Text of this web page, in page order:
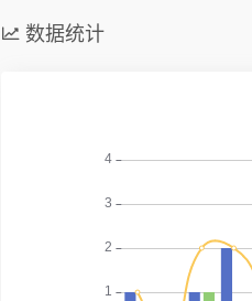
数据统计